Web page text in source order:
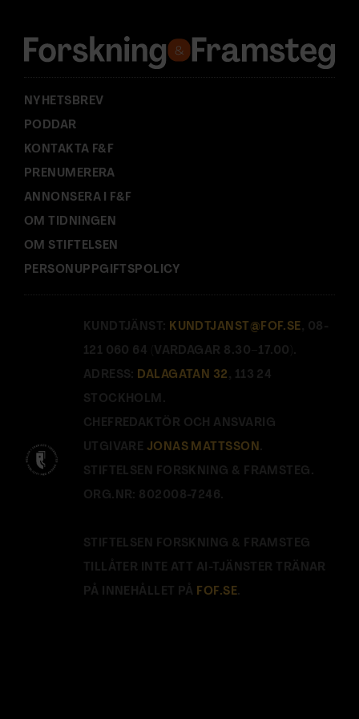
s
:
NYHETSBREV
PODDAR
KONTAKTA F&F
PRENUMERERA
ANNONSERA I F&F
OM TIDNINGEN
OM STIFTELSEN
PERSONUPPGIFTSPOLICY
KUNDTJÄNST: KUNDTJANST@FOF.SE , 08-
121 060 64 (VARDAGAR 8.30–17.00).
ADRESS: DALAGATAN 32 , 113 24
STOCKHOLM.
CHEFREDAKTÖR OCH ANSVARIG
UTGIVARE JONAS MATTSSON.
STIFTELSEN FORSKNING & FRAMSTEG.
ORG.NR: 802008-7246.
STIFTELSEN FORSKNING & FRAMSTEG
TILLÅTER INTE ATT AI-TJÄNSTER TRÄNAR
PÅ INNEHÅLLET PÅ FOF.SE.